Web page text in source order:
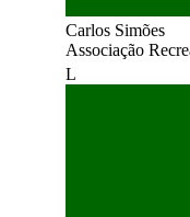
Carlos Simões
Associação
L